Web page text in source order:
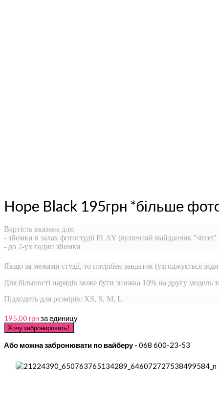
Hope Black 195грн *більше
Вартість вказана для:
- зйомки в залах фотостудії PLAY (вуличний майданчик "street"
- до 2-ух годин зйомки
Якщо за межами студії, то потрібен завдаток (узгоджується
Для більшості нарядів може бути знижка 10% на другу
Підходить для размірів: XS, S, M, L
195,00 грнза единицу
Або можна забронювати по вайберу - 068 600-23-53